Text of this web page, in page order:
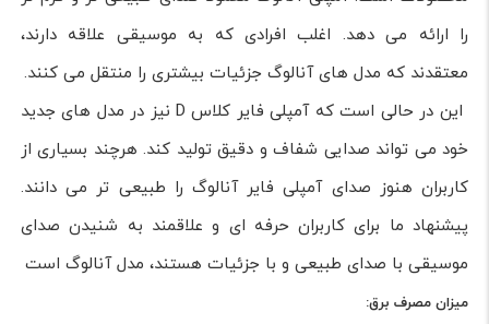
را ارائه می دهد. اغلب افرادی که به موسیقی علاقه دارند،
معتقدند که مدل های آنالوگ جزئیات بیشتری را منتقل می کنند.
این در حالی است که آمپلی فایر کلاس D نیز در مدل های جدید
خود می تواند صدایی شفاف و دقیق تولید کند. هرچند بسیاری از
کاربران هنوز صدای آمپلی فایر آنالوگ را طبیعی تر می دانند.
پیشنهاد ما برای کاربران حرفه ای و علاقمند به شنیدن صدای
موسیقی با صدای طبیعی و با جزئیات هستند، مدل آنالوگ است
میزان مصرف برق: